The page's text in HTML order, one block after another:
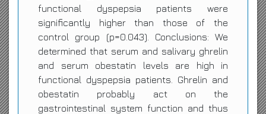
functional dyspepsia patients were
significantly higher than those of the
control group (p=0.043). Conclusions: We
determined that serum and salivary ghrelin
and serum obestatin levels are high in
functional dyspepsia patients. Ghrelin and
obestatin probably act on the
gastrointestinal system function and thus